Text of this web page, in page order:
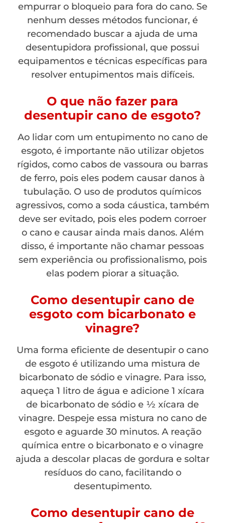
empurrar o bloqueio para fora do cano. Se
nenhum desses métodos funcionar, é
recomendado buscar a ajuda de uma
desentupidora profissional, que possui
equipamentos e técnicas específicas para
resolver entupimentos mais difíceis.
O que não fazer para
desentupir cano de esgoto?
Ao lidar com um entupimento no cano de
esgoto, é importante não utilizar objetos
rígidos, como cabos de vassoura ou barras
de ferro, pois eles podem causar danos à
tubulação. O uso de produtos químicos
agressivos, como a soda cáustica, também
deve ser evitado, pois eles podem corroer
o cano e causar ainda mais danos. Além
disso, é importante não chamar pessoas
sem experiência ou profissionalismo, pois
elas podem piorar a situação.
Como desentupir cano de
esgoto com bicarbonato e
vinagre?
Uma forma eficiente de desentupir o cano
de esgoto é utilizando uma mistura de
bicarbonato de sódio e vinagre. Para isso,
aqueça 1 litro de água e adicione 1 xícara
de bicarbonato de sódio e ½ xícara de
vinagre. Despeje essa mistura no cano de
esgoto e aguarde 30 minutos. A reação
química entre o bicarbonato e o vinagre
ajuda a descolar placas de gordura e soltar
resíduos do cano, facilitando o
desentupimento.
Como desentupir cano de